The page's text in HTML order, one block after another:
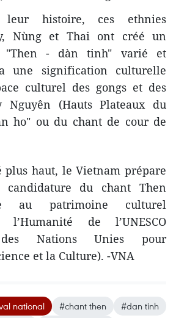
histoire, ces ethnies
Nùng et Thai ont créé un
"Then - dàn tinh" varié et
une signification culturelle
culturel des gongs et des
Nguyên (Hauts Plateaux du
ho" ou du chant de cour de
plus haut, le Vietnam prépare
candidature du chant Then
au patrimoine culturel
de l’UNESCO
des Nations Unies pour
et la Culture). -VNA
national #chant then
#dan tinh